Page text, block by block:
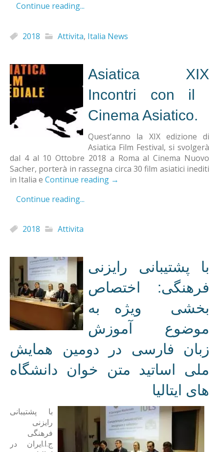
Continue reading...
2018 Attivita, Italia News
Asiatica XIX
Incontri​​ con ​​il ​​
Cinema ​Asiatico.
Quest’anno la XIX edizione di
Asiatica Film Festival, si svolgerà
dal 4 al 10 Ottobre 2018 a Roma al Cinema Nuovo
Sacher, porterà in rassegna circa 30 film asiatici inediti
in Italia e Continue reading →
Continue reading...
2018 Attivita
با پشتیبانی رایزنی
فرهنگی: اختصاص
بخشی ویژه به
موضوع آموزش
زبان فارسی در دومین همایش
ملی اساتید متن خوان دانشگاه
های ایتالیا
با پشتیبانی
رایزنی
فرهنگی
ج.ا.ایران در